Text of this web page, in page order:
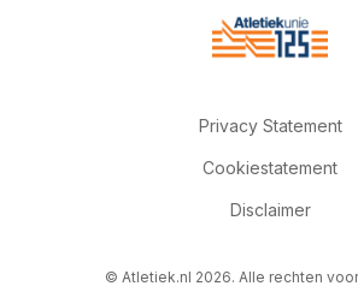
Privacy Statement
Cookiestatement
Disclaimer
© Atletiek.nl 2026. Alle rechten